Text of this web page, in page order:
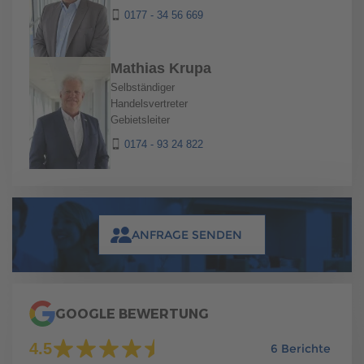
0177 - 34 56 669
Mathias Krupa
Selbständiger
Handelsvertreter
Gebietsleiter
0174 - 93 24 822
ANFRAGE SENDEN
GOOGLE BEWERTUNG
4.5 6 Berichte